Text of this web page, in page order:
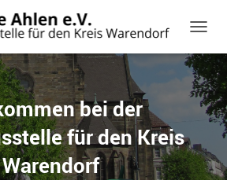
bei der
für den Kreis
Warendorf